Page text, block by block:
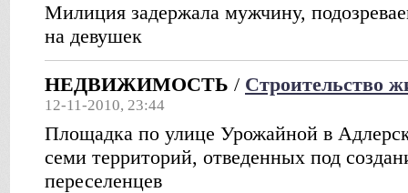
Милиция задержала мужчину,
на девушек
НЕДВИЖИМОСТЬ / Строительство
12-11-2010, 23:44
Площадка по улице Урожайной в
семи территорий, отведенных под
переселенцев